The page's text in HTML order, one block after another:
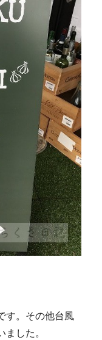
す。その他台風
した。